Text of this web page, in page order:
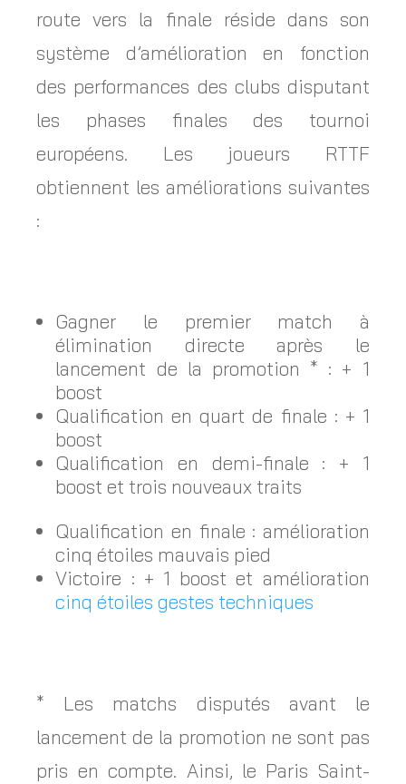
route vers la finale réside dans son
système d’amélioration en fonction
des performances des clubs disputant
les phases finales des tournoi
européens. Les joueurs RTTF
obtiennent les améliorations suivantes
:
Gagner le premier match à
élimination directe après le
lancement de la promotion * : + 1
boost
Qualification en quart de finale : + 1
boost
Qualification en demi-finale : + 1
boost et trois nouveaux traits
Qualification en finale : amélioration
cinq étoiles mauvais pied
Victoire : + 1 boost et amélioration
cinq étoiles gestes techniques
* Les matchs disputés avant le
lancement de la promotion ne sont pas
pris en compte. Ainsi, le Paris Saint-